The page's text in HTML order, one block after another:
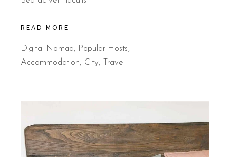
READ MORE
Digital Nomad, Popular Hosts
Accommodation
City Travel